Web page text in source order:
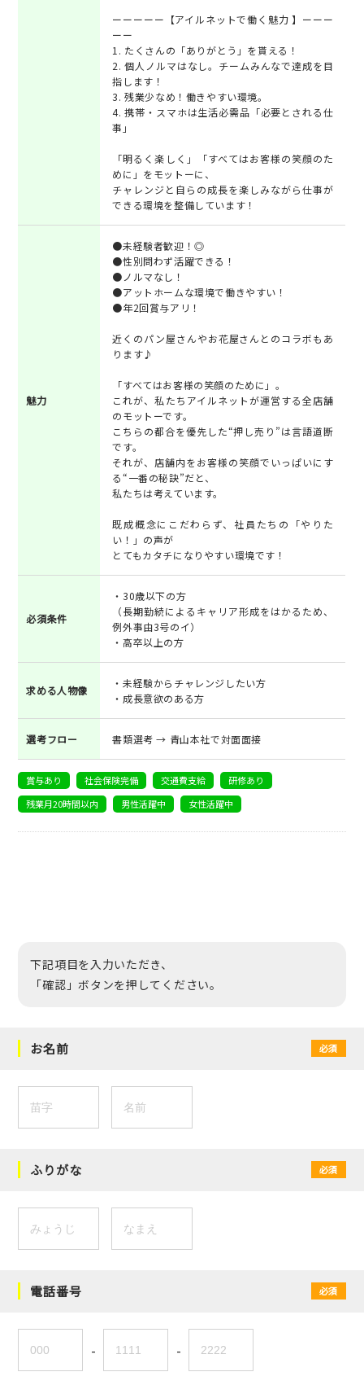
ーーーーー【アイルネットで働く魅力 】ーーー
ーー
1. たくさんの「ありがとう」を貰える！
2. 個人ノルマはなし。チームみんなで達成を目
指します！
3. 残業少なめ！働きやすい環境。
4. 携帯・スマホは生活必需品「必要とされる仕
事」
「明るく楽しく」「すべてはお客様の笑顔のた
めに」をモットーに、
チャレンジと自らの成長を楽しみながら仕事が
できる環境を整備しています！
魅力
●未経験者歓迎！◎
●性別問わず活躍できる！
●ノルマなし！
●アットホームな環境で働きやすい！
●年2回賞与アリ！
近くのパン屋さんやお花屋さんとのコラボもあ
ります♪
「すべてはお客様の笑顔のために」。
これが、私たちアイルネットが運営する全店舗
のモットーです。
こちらの都合を優先した“押し売り”は言語道断
です。
それが、店舗内をお客様の笑顔でいっぱいにす
る“一番の秘訣”だと、
私たちは考えています。
既成概念にこだわらず、社員たちの「やりた
い！」の声が
とてもカタチになりやすい環境です！
必須条件
・30歳以下の方
（長期勤続によるキャリア形成をはかるため、
例外事由3号のイ）
・高卒以上の方
求める人物像
・未経験からチャレンジしたい方
・成長意欲のある方
選考フロー 書類選考 → 青山本社で対面面接
賞与あり 社会保険完備 交通費支給
研修あり
残業月20時間以内
男性活躍中 女性活躍中
下記項目を入力いただき、
「確認」ボタンを押してください。
お名前 必須
ふりがな 必須
電話番号 必須
- -